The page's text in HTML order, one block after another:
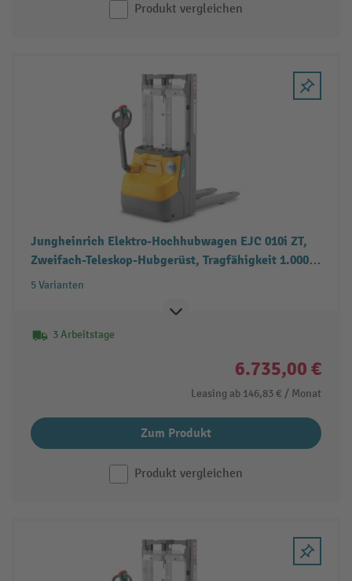
Produkt vergleichen
Jungheinrich Elektro-Hochhubwagen EJC 010i ZT,
Zweifach-Teleskop-Hubgerüst, Tragfähigkeit 1.000
kg
5 Varianten
3 Arbeitstage
6.735,00 €
Leasing ab 146,83 € / Monat
Zum Produkt
Produkt vergleichen